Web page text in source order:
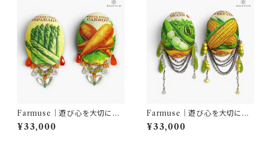
Farmuse｜遊び心を大切に｜
天然石ベジピアス アスパラガ
ス＆キャロット｜一点物ピアス｜
¥33,000
Farmuse｜遊び心を大切に｜
天然石ベジピアス スナップエ
ンドウ＆イエローコーン｜一点
¥33,000